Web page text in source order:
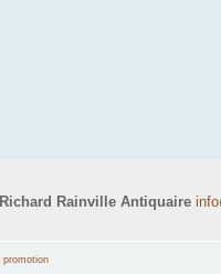
Richard Rainville Antiquaire
promotion